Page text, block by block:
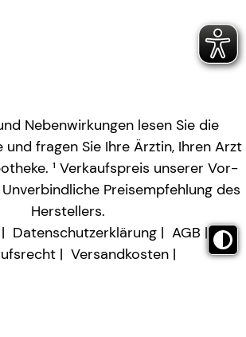
Nebenwirkungen lesen Sie die
und fragen Sie Ihre Ärztin, Ihren Arzt
¹ Verkaufspreis unserer Vor-
Preisempfehlung des
Herstellers.
Datenschutzerklärung
AGB
Versandkosten